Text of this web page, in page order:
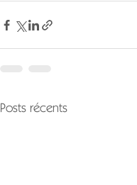
Posts récents